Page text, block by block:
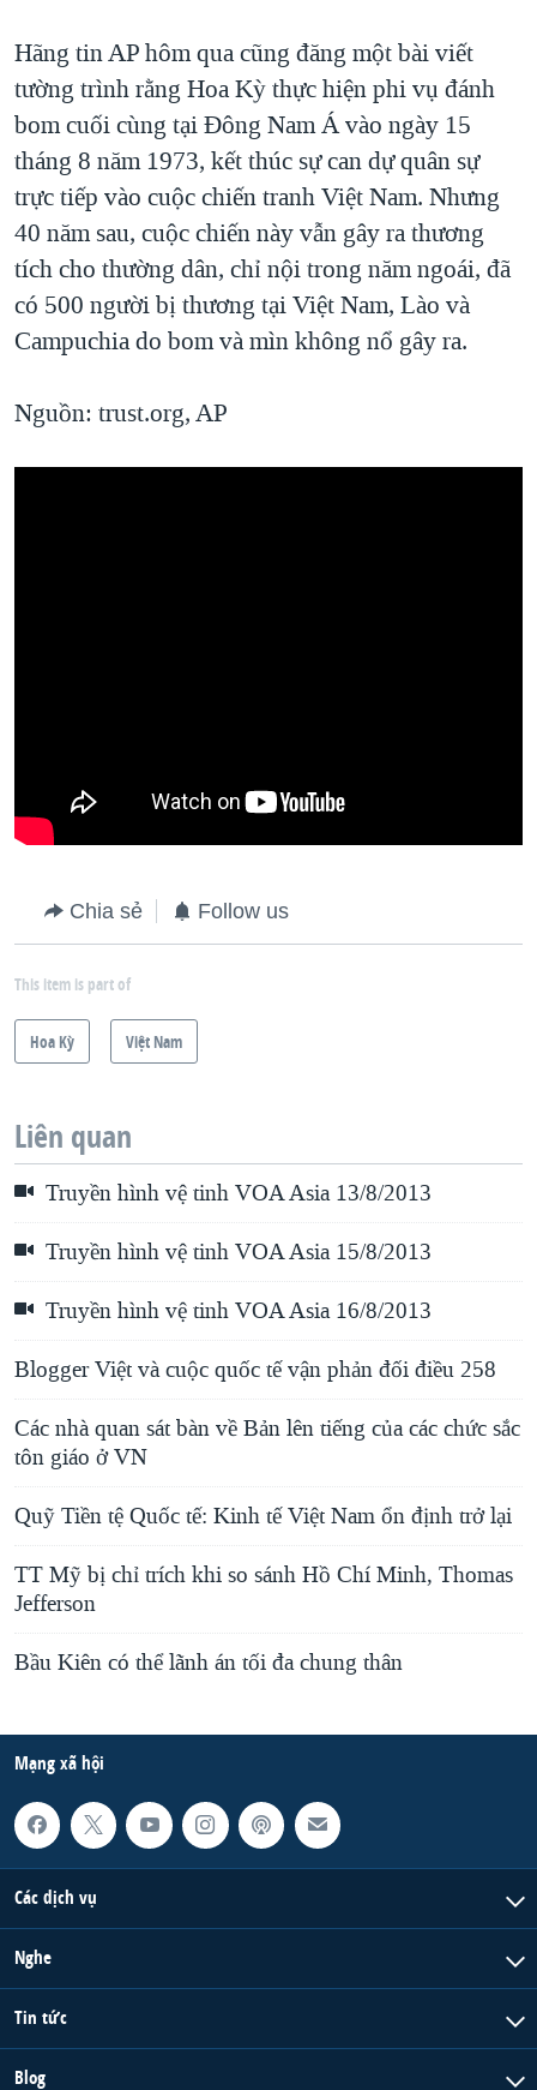
Hãng tin AP hôm qua cũng đăng một bài viết
tường trình rằng Hoa Kỳ thực hiện phi vụ đánh
bom cuối cùng tại Đông Nam Á vào ngày 15
tháng 8 năm 1973, kết thúc sự can dự quân sự
trực tiếp vào cuộc chiến tranh Việt Nam. Nhưng
40 năm sau, cuộc chiến này vẫn gây ra thương
tích cho thường dân, chỉ nội trong năm ngoái, đã
có 500 người bị thương tại Việt Nam, Lào và
Campuchia do bom và mìn không nổ gây ra.
Nguồn: trust.org, AP
Chia sẻ Follow us
This item is part of
Hoa Kỳ Việt Nam
Liên quan
Truyền hình vệ tinh VOA Asia 13/8/2013
Truyền hình vệ tinh VOA Asia 15/8/2013
Truyền hình vệ tinh VOA Asia 16/8/2013
Blogger Việt và cuộc quốc tế vận phản đối điều 258
Các nhà quan sát bàn về Bản lên tiếng của các chức sắc
tôn giáo ở VN
Quỹ Tiền tệ Quốc tế: Kinh tế Việt Nam ổn định trở lại
TT Mỹ bị chỉ trích khi so sánh Hồ Chí Minh, Thomas
Jefferson
Bầu Kiên có thể lãnh án tối đa chung thân
Mạng xã hội
Các dịch vụ
Nghe
Tin tức
Blog